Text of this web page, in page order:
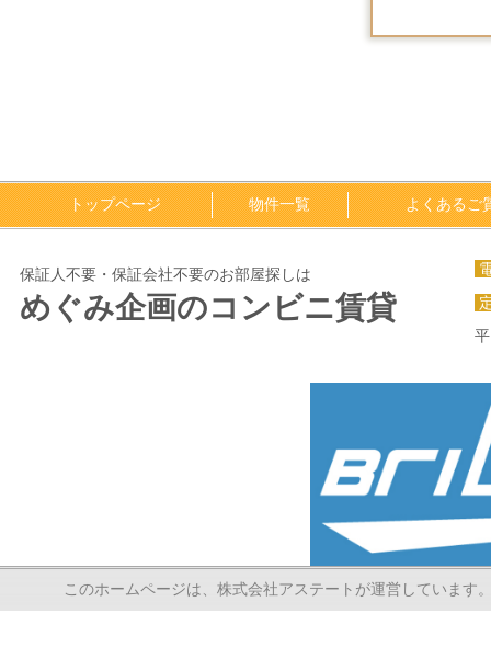
トップページ 物件一覧 よくあるご
保証人不要・保証会社不要のお部屋探しは
めぐみ企画のコンビニ賃貸
このホームページは、株式会社アステートが運営していま